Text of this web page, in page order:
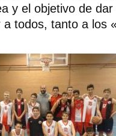
y el objetivo de
todos, tanto a los